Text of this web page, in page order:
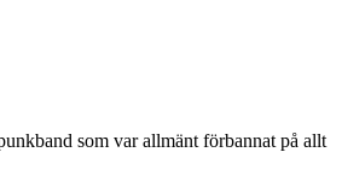
som var allmänt förbannat på allt